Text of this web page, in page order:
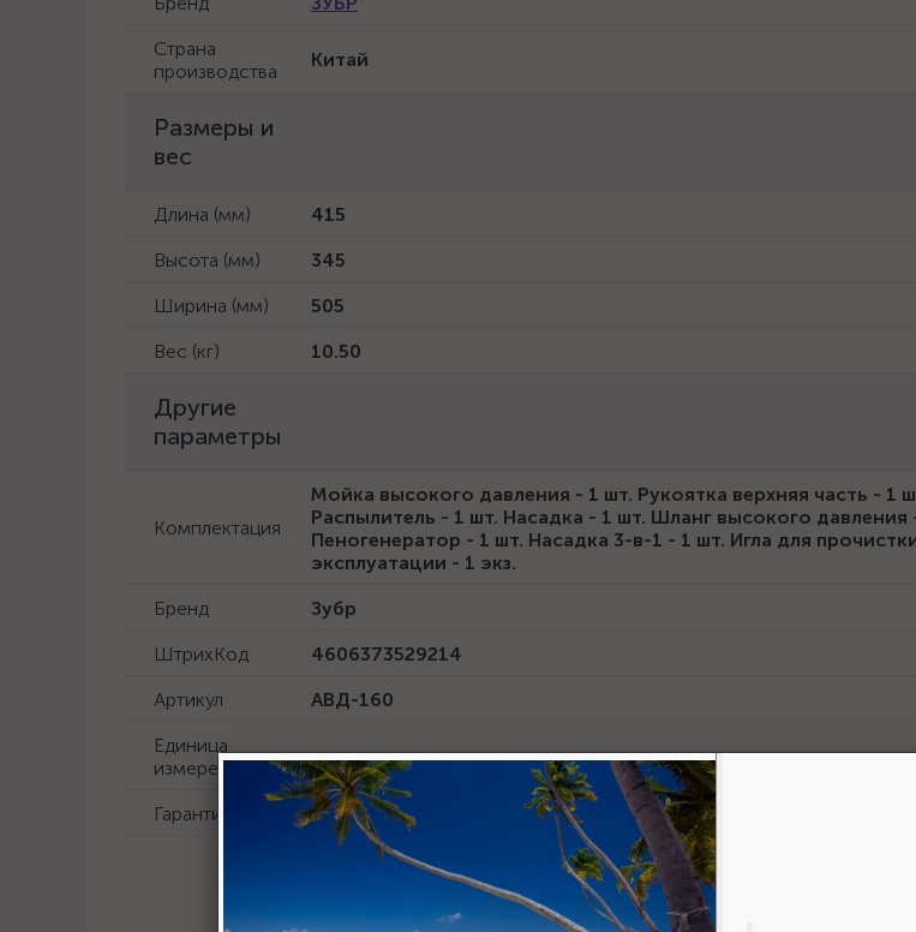
Страна
производства
Китай
Размеры и
вес
Длина (мм)
415
Высота (мм)
345
Ширина (мм)
505
Вес (кг)
10.50
Другие
параметры
Комплектация
Мойка высокого давления - 1 шт. Рукоятка верхняя часть - 1
Распылитель - 1 шт. Насадка - 1 шт. Шланг высокого давления
Пеногенератор - 1 шт. Насадка 3-в-1 - 1 шт. Игла для
эксплуатации - 1 экз.
Бренд
Зубр
ШтрихКод
4606373529214
Артикул
АВД-160
Единица
измерения
шт
Гарантия 60 месяцев